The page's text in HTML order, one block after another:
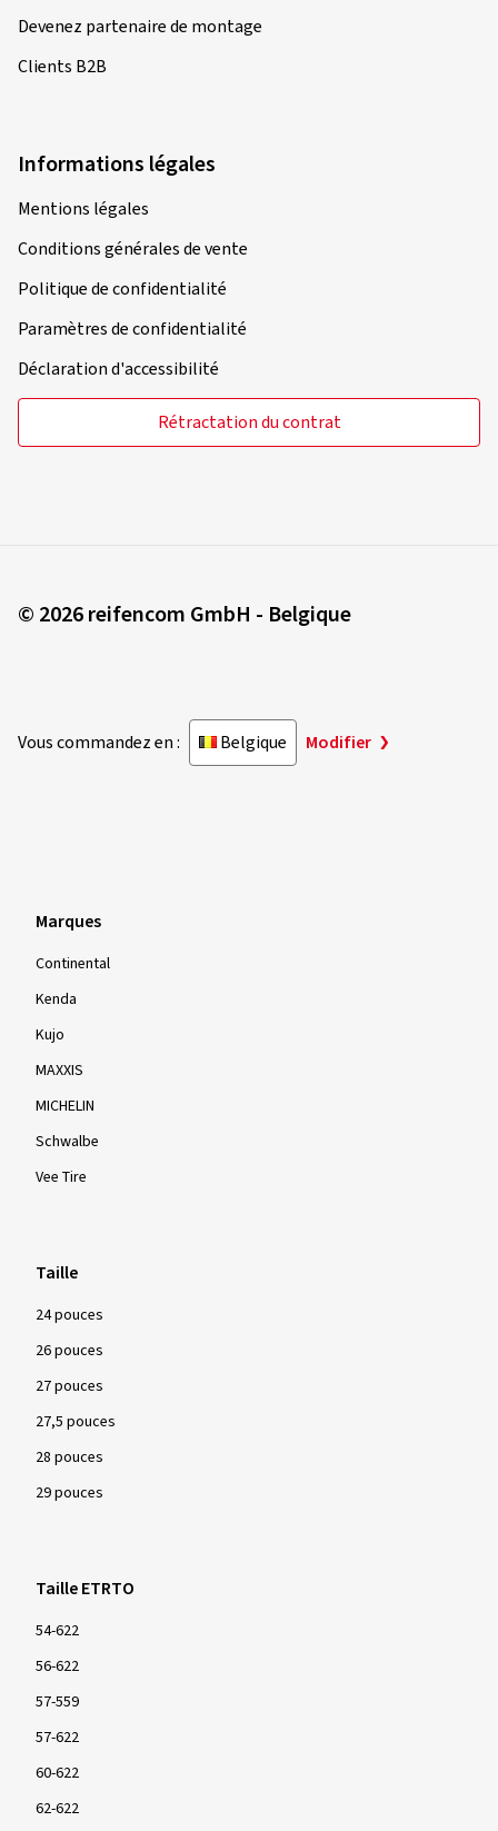
Devenez partenaire de montage
Clients B2B
Informations légales
Mentions légales
Conditions générales de vente
Politique de confidentialité
Paramètres de confidentialité
Déclaration d'accessibilité
Rétractation du contrat
© 2026 reifencom GmbH - Belgique
Vous commandez en : Belgique Modifier
Marques
Continental
Kenda
Kujo
MAXXIS
MICHELIN
Schwalbe
Vee Tire
Taille
24 pouces
26 pouces
27 pouces
27,5 pouces
28 pouces
29 pouces
Taille ETRTO
54-622
56-622
57-559
57-622
60-622
62-622